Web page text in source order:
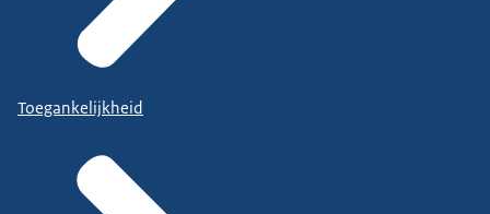
Toegankelijkheid